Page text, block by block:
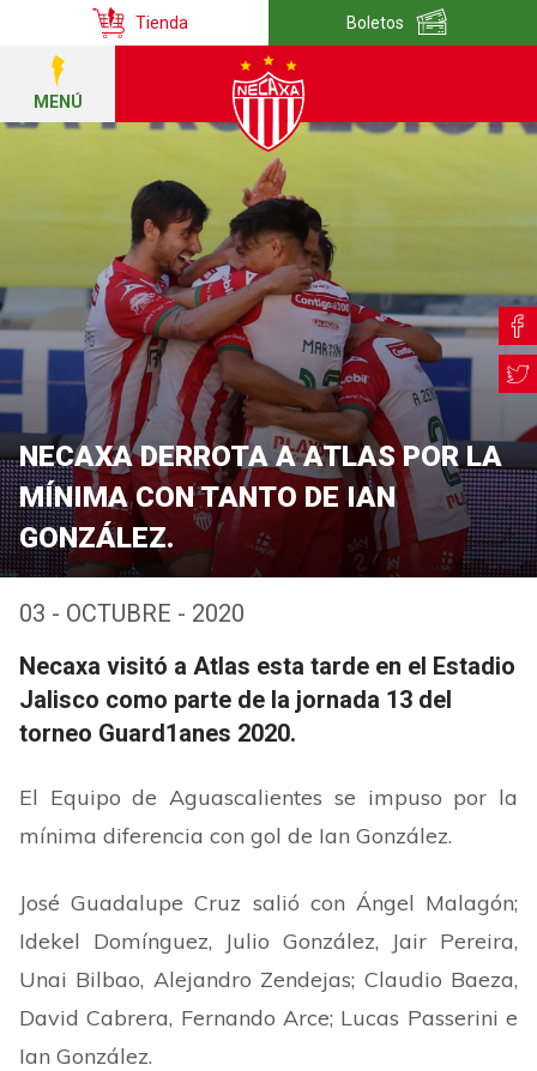
Tienda Boletos
MENÚ
NECAXA DERROTA A ATLAS POR LA
MÍNIMA CON TANTO DE IAN
GONZÁLEZ.
03 - OCTUBRE - 2020
Necaxa visitó a Atlas esta tarde en el Estadio
Jalisco como parte de la jornada 13 del
torneo Guard1anes 2020.
El Equipo de Aguascalientes se impuso por la
mínima diferencia con gol de Ian González.
José Guadalupe Cruz salió con Ángel Malagón;
Idekel Domínguez, Julio González, Jair Pereira,
Unai Bilbao, Alejandro Zendejas; Claudio Baeza,
David Cabrera, Fernando Arce; Lucas Passerini e
Ian González.